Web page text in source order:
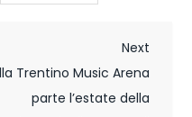
Next
Post
Next
Trentino Music Arena
parte l’estate della